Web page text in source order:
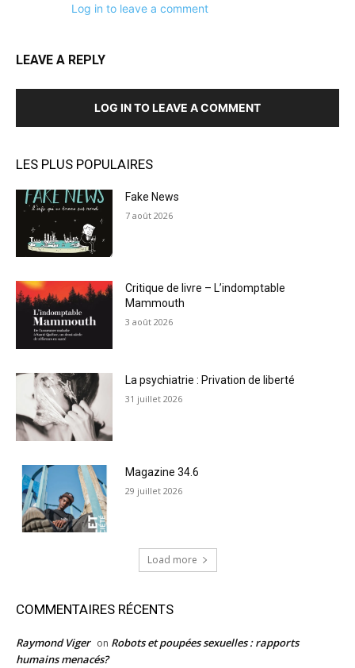
Log in to leave a comment
LEAVE A REPLY
LOG IN TO LEAVE A COMMENT
LES PLUS POPULAIRES
Fake News
7 août 2026
Critique de livre – L’indomptable
Mammouth
3 août 2026
La psychiatrie : Privation de liberté
31 juillet 2026
Magazine 34.6
29 juillet 2026
Load more
COMMENTAIRES RÉCENTS
Raymond Viger on Robots et poupées sexuelles : rapports
humains menacés?